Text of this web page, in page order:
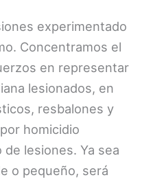
experimentado
Concentramos el
en representar
lesionados, en
resbalones y
homicidio
lesiones. Ya sea
o pequeño, será